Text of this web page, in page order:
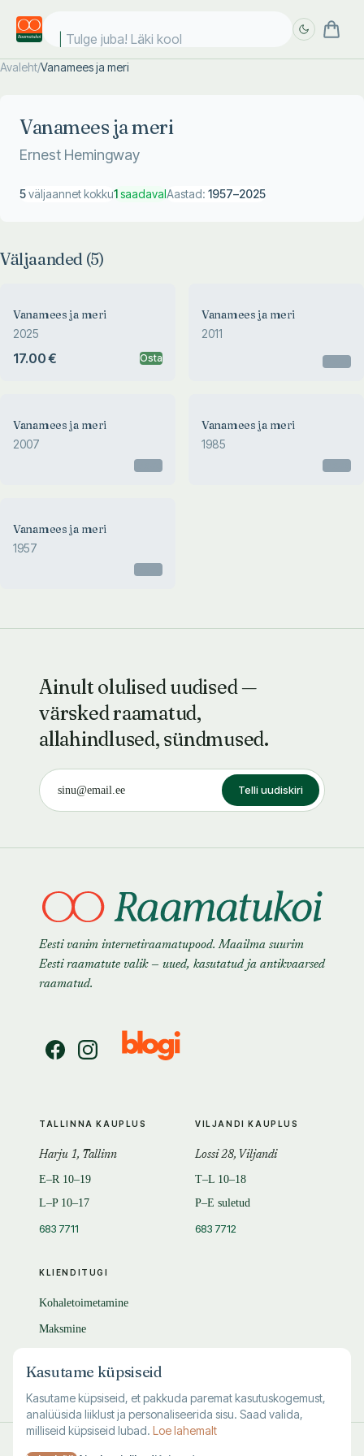
Tulge juba! Läki kooli
Avaleht/Vanamees ja meri
Vanamees ja meri
Ernest Hemingway
5väljaannet kokku1saadavalAastad: 1957–2025
Väljaanded (5)
Vanamees ja meri
2025
17.00 € Osta
Vanamees ja meri
2011
Vanamees ja meri
2007
Vanamees ja meri
1985
Vanamees ja meri
1957
Ainult olulised uudised —
värsked raamatud,
allahindlused, sündmused.
Telli uudiskiri
Eesti vanim internetiraamatupood. Maailma suurim
Eesti raamatute valik — uued, kasutatud ja antikvaarsed
raamatud.
KLIENDITUGI
Kohaletoimetamine
Maksmine
KKK
TALLINNA KAUPLUS
Harju 1, Tallinn
E–R 10–19
L–P 10–17
683 7711
VILJANDI KAUPLUS
Lossi 28, Viljandi
T–L 10–18
P–E suletud
683 7712
Kasutame küpsiseid
Kasutame küpsiseid, et pakkuda paremat kasutuskogemust,
analüüsida liiklust ja personaliseerida sisu. Saad valida,
milliseid küpsiseid lubad. Loe lahemalt